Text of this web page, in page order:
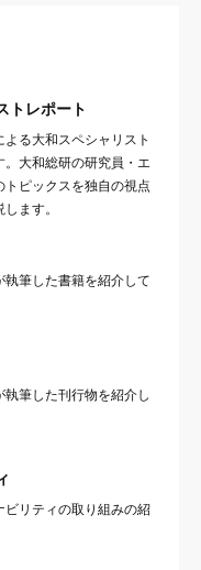
トレポート
る大和スペシャリスト
。大和総研の研究員・エ
トピックスを独自の視点
ます。
執筆した書籍を紹介して
筆した刊行物を紹介し
ビリティの取り組みの紹